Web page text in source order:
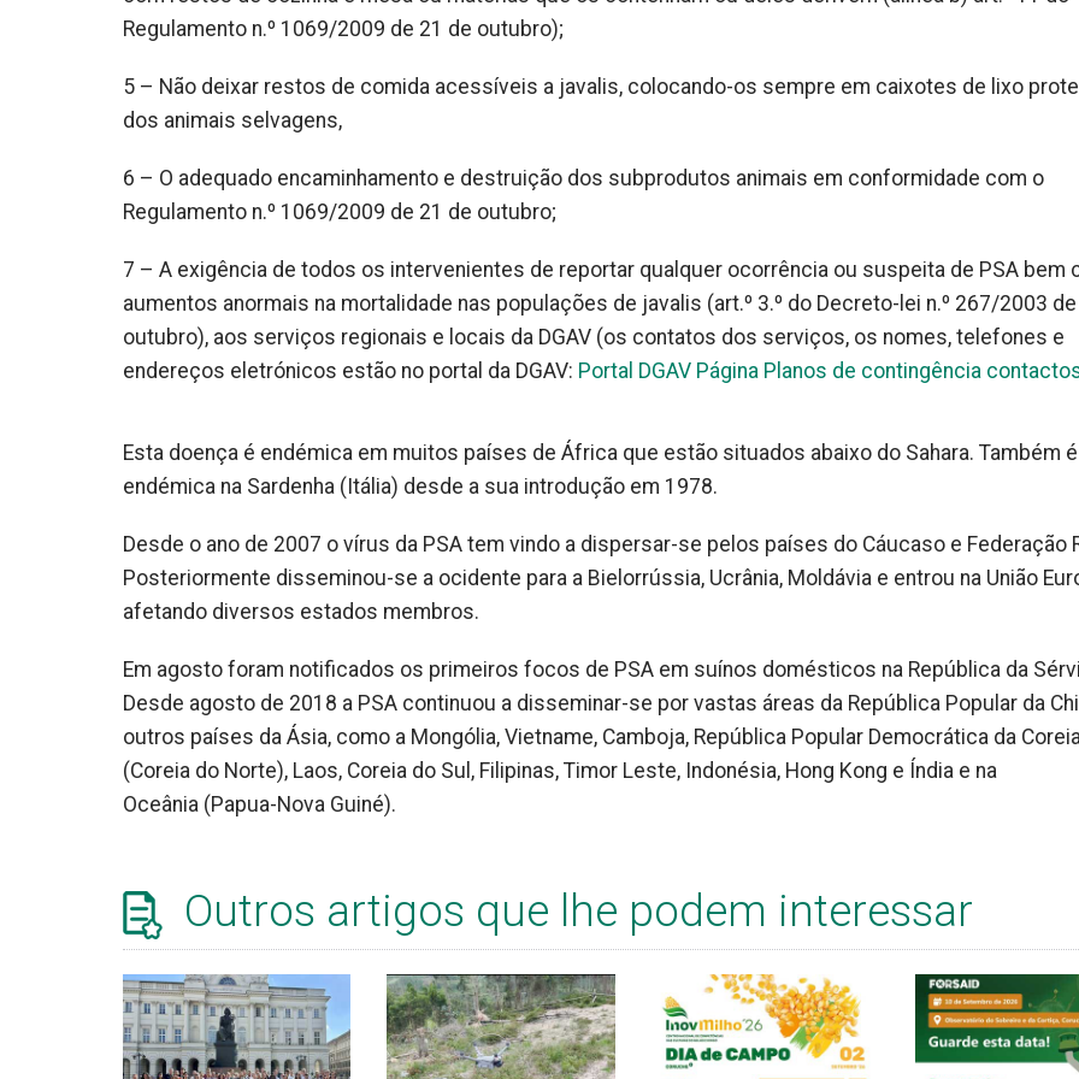
Regulamento n.º 1069/2009 de 21 de outubro);
5 – Não deixar restos de comida acessíveis a javalis, colocando-os sempre em caixotes de lixo
dos animais selvagens,
6 – O adequado encaminhamento e destruição dos subprodutos animais em conformidade com o
Regulamento n.º 1069/2009 de 21 de outubro;
7 – A exigência de todos os intervenientes de reportar qualquer ocorrência ou suspeita de PSA bem
aumentos anormais na mortalidade nas populações de javalis (art.º 3.º do Decreto-lei n.º 267/2003
outubro), aos serviços regionais e locais da DGAV (os contatos dos serviços, os nomes, telefones e
endereços eletrónicos estão no portal da DGAV: Portal DGAV Página Planos de contingência
Esta doença é endémica em muitos países de África que estão situados abaixo do Sahara. Também é
endémica na Sardenha (Itália) desde a sua introdução em 1978.
Desde o ano de 2007 o vírus da PSA tem vindo a dispersar-se pelos países do Cáucaso e Federação
Posteriormente disseminou-se a ocidente para a Bielorrússia, Ucrânia, Moldávia e entrou na União
afetando diversos estados membros.
Em agosto foram notificados os primeiros focos de PSA em suínos domésticos na República da
Desde agosto de 2018 a PSA continuou a disseminar-se por vastas áreas da República Popular da
outros países da Ásia, como a Mongólia, Vietname, Camboja, República Popular Democrática da
(Coreia do Norte), Laos, Coreia do Sul, Filipinas, Timor Leste, Indonésia, Hong Kong e Índia e na
Oceânia (Papua-Nova Guiné).
Outros artigos que lhe podem interessar